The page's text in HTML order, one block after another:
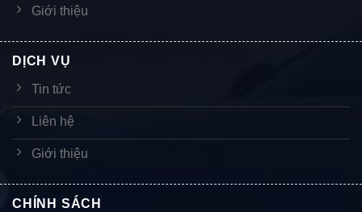
Giới thiệu
DỊCH VỤ
Tin tức
Liên hệ
Giới thiệu
CHÍNH SÁCH